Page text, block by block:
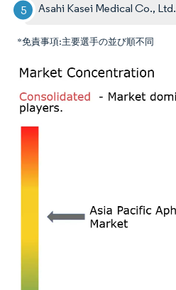
Asahi Kasei Medical Co., Ltd.
*免責事項:主要選手の並び順不同